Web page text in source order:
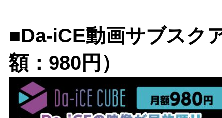
■Da-iCE動画サブスク
額：980円）